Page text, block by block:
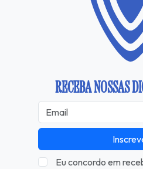
RECEBA NOSSAS
Eu concordo em